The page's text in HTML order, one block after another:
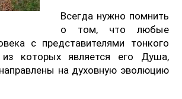
Всегда нужно помнить
о том, что любые
с представителями тонкого
которых является его Душа,
на духовную эволюцию